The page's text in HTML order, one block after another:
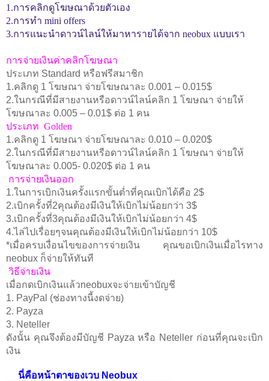
1.การคลิกดูโฆษณาด้วยตัวเอง
2.การทำ mini offers
3.การแนะนำดาวน์ไลน์ให้มาหารายได้จาก neobux แบบเรา
การจ่ายเงินค่าคลิกโฆษณา
ประเภท Standard หรือฟรีสมาชิก
1.คลิกดู 1 โฆษณา จ่ายโฆษณาละ 0.001 – 0.015$
2.ในกรณีที่มีสายงานหรือดาวน์ไลน์คลิก 1 โฆษณา จ่ายให้
โฆษณาละ 0.005 – 0.01$ ต่อ 1 คน
ประเภท Golden
1.คลิกดู 1 โฆษณา จ่ายโฆษณาละ 0.010 – 0.020$
2.ในกรณีที่มีสายงานหรือดาวน์ไลน์คลิก 1 โฆษณา จ่ายให้
โฆษณาละ 0.005- 0.020$ ต่อ 1 คน
การจ่ายเงินออก
1.ในการเบิกเงินครั้งแรกขั้นต่ำที่คุณเบิกได้คือ 2$
2.เบิกครั้งที่2คุณต้องมีเงินให้เบิกไม่น้อยกว่า 3$
3.เบิกครั้งที่3คุณต้องมีเงินให้เบิกไม่น้อยกว่า 4$
4.ไล่ไปเรื่อยๆจนคุณต้องมีเงินให้เบิกไม่น้อยกว่า 10$
*เมื่อครบเงื่อนไขของการจ่ายเงิน คุณขอเบิกเงินเมื่อไรทาง
neobux ก็จ่ายให้ทันที
วิธีจ่ายเงิน
เมื่อกดเบิกเงินแล้วneobuxจะจ่ายเข้าบัญชี
1. PayPal (ช่องทางนี้งดจ่าย)
2. Payza
3. Neteller
ดังนั้น คุณจึงต้องมีบัญชี Payza หรือ Neteller ก่อนที่คุณจะเบิก
เงิน
นี่คือหน้าตาของเวบ Neobux